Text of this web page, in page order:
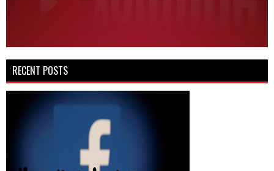
RECENT POSTS